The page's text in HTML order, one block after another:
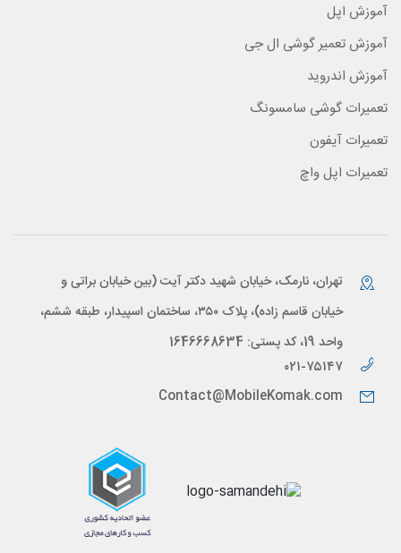
آموزش اپل
آموزش تعمیر گوشی ال جی
آموزش اندروید
تعمیرات گوشی سامسونگ
تعمیرات آیفون
تعمیرات اپل واچ
تهران، نارمک، خیابان شهید دکتر آیت (بین خیابان براتی و
خیابان قاسم زاده)، پلاک ۳۵۰، ساختمان اسپیدار، طبقه ششم،
واحد 19، کد پستی: 1646668634
۰۲۱-۷۵۱۴۷
Contact@MobileKomak.com